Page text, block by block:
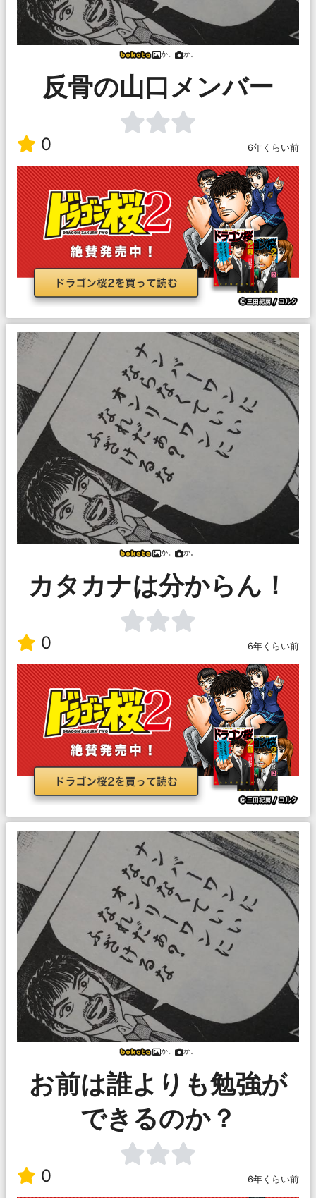
か。 か。
反骨の山口メンバー
0 6年くらい前
か。 か。
カタカナは分からん！
0 6年くらい前
か。 か。
お前は誰よりも勉強が
できるのか？
0 6年くらい前